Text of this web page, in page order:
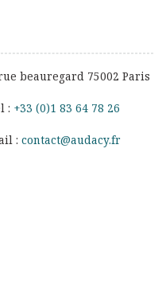
beauregard 75002 Paris
: +33 (0)1 83 64 78 26
: contact@audacy.fr